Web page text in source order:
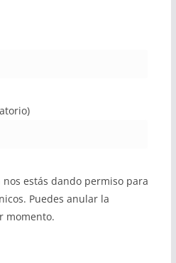
estás dando permiso para
Puedes anular la
momento.